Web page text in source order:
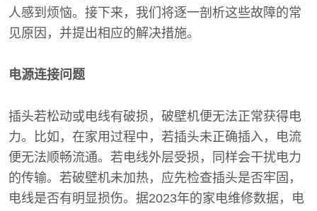
人感到烦恼。接下来，我们将逐一剖析这些故障的常
见原因，并提出相应的解决措施。
电源连接问题
插头若松动或电线有破损，破壁机便无法正常获得电
力。比如，在家用过程中，若插头未正确插入，电流
便无法顺畅流通。若电线外层受损，同样会干扰电力
的传输。若破壁机未加热，应先检查插头是否牢固，
电线是否有明显损伤。据2023年的家电维修数据，电